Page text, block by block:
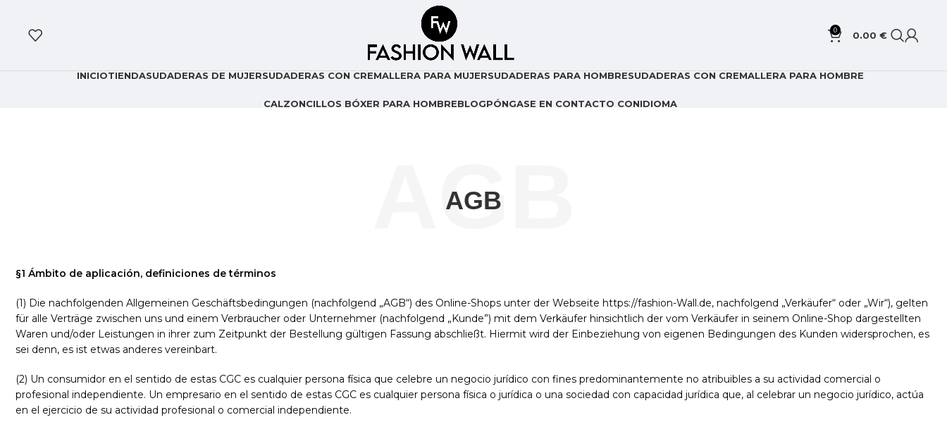
0 0.00 €
INICIOTIENDASUDADERAS DE MUJERSUDADERAS CON CREMALLERA PARA MUJERSUDADERAS PARA HOMBRESUDADERAS CON CREMALLERA PARA HOMBRE
CALZONCILLOS BÓXER PARA HOMBREBLOGPÓNGASE EN CONTACTO CONIDIOMA
AGB
AGB
§1 Ámbito de aplicación, definiciones de términos
(1) Die nachfolgenden Allgemeinen Geschäftsbedingungen (nachfolgend „AGB“) des Online-Shops unter der Webseite https://fashion-Wall.de, nachfolgend „Verkäufer“ oder „Wir“), gelten
für alle Verträge zwischen uns und einem Verbraucher oder Unternehmer (nachfolgend „Kunde”) mit dem Verkäufer hinsichtlich der vom Verkäufer in seinem Online-Shop dargestellten
Waren und/oder Leistungen in ihrer zum Zeitpunkt der Bestellung gültigen Fassung abschließt. Hiermit wird der Einbeziehung von eigenen Bedingungen des Kunden widersprochen, es
sei denn, es ist etwas anderes vereinbart.
(2) Un consumidor en el sentido de estas CGC es cualquier persona física que celebre un negocio jurídico con fines predominantemente no atribuibles a su actividad comercial o
profesional independiente. Un empresario en el sentido de estas CGC es cualquier persona física o jurídica o una sociedad con capacidad jurídica que, al celebrar un negocio jurídico, actúa
en el ejercicio de su actividad profesional o comercial independiente.